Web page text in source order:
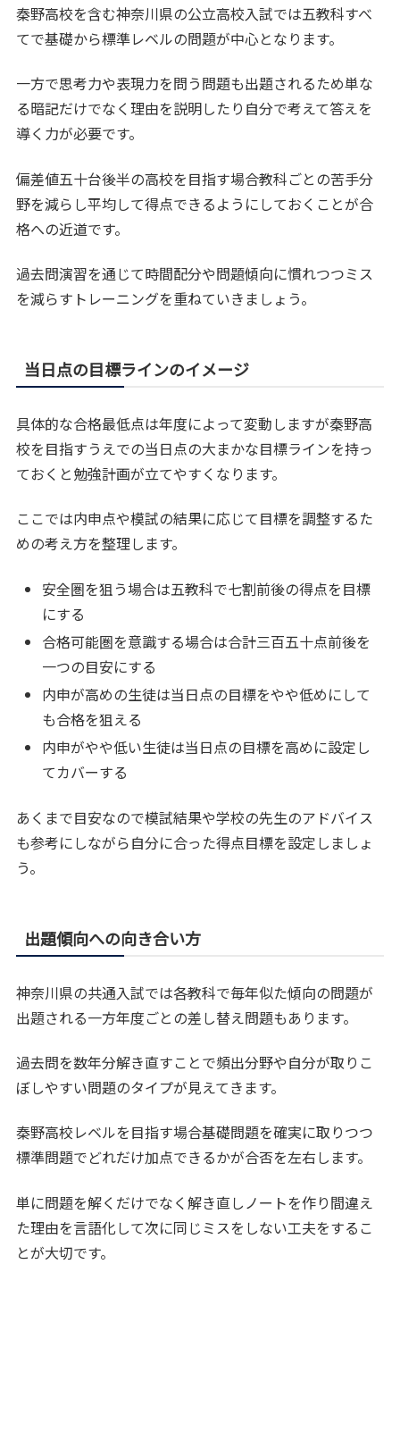
秦野高校を含む神奈川県の公立高校入試では五教科すべ
てで基礎から標準レベルの問題が中心となります。
一方で思考力や表現力を問う問題も出題されるため単な
る暗記だけでなく理由を説明したり自分で考えて答えを
導く力が必要です。
偏差値五十台後半の高校を目指す場合教科ごとの苦手分
野を減らし平均して得点できるようにしておくことが合
格への近道です。
過去問演習を通じて時間配分や問題傾向に慣れつつミス
を減らすトレーニングを重ねていきましょう。
当日点の目標ラインのイメージ
具体的な合格最低点は年度によって変動しますが秦野高
校を目指すうえでの当日点の大まかな目標ラインを持っ
ておくと勉強計画が立てやすくなります。
ここでは内申点や模試の結果に応じて目標を調整するた
めの考え方を整理します。
安全圏を狙う場合は五教科で七割前後の得点を目標
にする
合格可能圏を意識する場合は合計三百五十点前後を
一つの目安にする
内申が高めの生徒は当日点の目標をやや低めにして
も合格を狙える
内申がやや低い生徒は当日点の目標を高めに設定し
てカバーする
あくまで目安なので模試結果や学校の先生のアドバイス
も参考にしながら自分に合った得点目標を設定しましょ
う。
出題傾向への向き合い方
神奈川県の共通入試では各教科で毎年似た傾向の問題が
出題される一方年度ごとの差し替え問題もあります。
過去問を数年分解き直すことで頻出分野や自分が取りこ
ぼしやすい問題のタイプが見えてきます。
秦野高校レベルを目指す場合基礎問題を確実に取りつつ
標準問題でどれだけ加点できるかが合否を左右します。
単に問題を解くだけでなく解き直しノートを作り間違え
た理由を言語化して次に同じミスをしない工夫をするこ
とが大切です。